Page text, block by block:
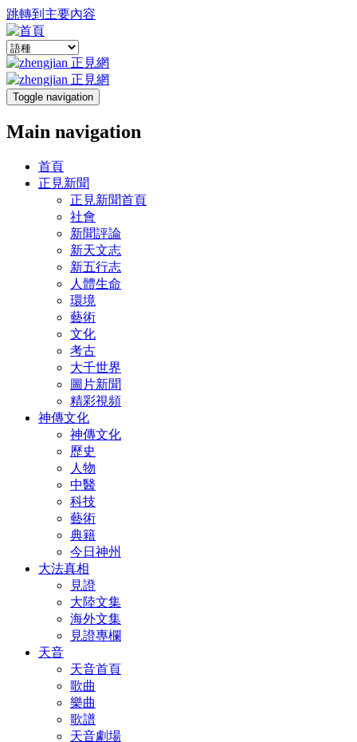
跳轉到主要內容
Toggle navigation
Main navigation
首頁
正見新聞
正見新聞首頁
社會
新聞評論
新天文志
新五行志
人體生命
環境
藝術
文化
考古
大千世界
圖片新聞
精彩視頻
神傳文化
神傳文化
歷史
人物
中醫
科技
藝術
典籍
今日神州
大法真相
見證
大陸文集
海外文集
見證專欄
天音
天音首頁
歌曲
樂曲
歌譜
天音劇場